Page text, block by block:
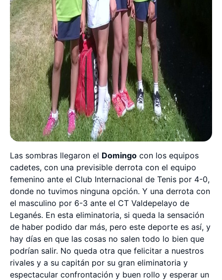
Las sombras llegaron el Domingo con los equipos
cadetes, con una previsible derrota con el equipo
femenino ante el Club Internacional de Tenis por 4-0,
donde no tuvimos ninguna opción. Y una derrota con
el masculino por 6-3 ante el CT Valdepelayo de
Leganés. En esta eliminatoria, si queda la sensación
de haber podido dar más, pero este deporte es así, y
hay días en que las cosas no salen todo lo bien que
podrían salir. No queda otra que felicitar a nuestros
rivales y a su capitán por su gran eliminatoria y
espectacular confrontación y buen rollo y esperar un